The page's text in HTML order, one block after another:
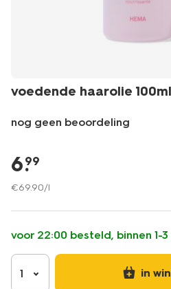
voedende haarolie 100ml
nog geen beoordeling
gezond/persoonlijke-
verzorging/haarverzorging/
haarolie-
11008112.html
6.
99
€69.90/l
voor 22:00 besteld, binnen 1-
1 in